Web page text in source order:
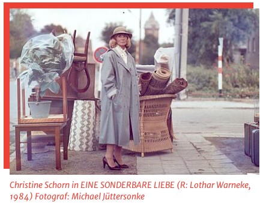
Christine Schorn in EINE SONDERBARE LIEBE (R: Lothar Warneke,
1984) Fotograf: Michael Jüttersonke